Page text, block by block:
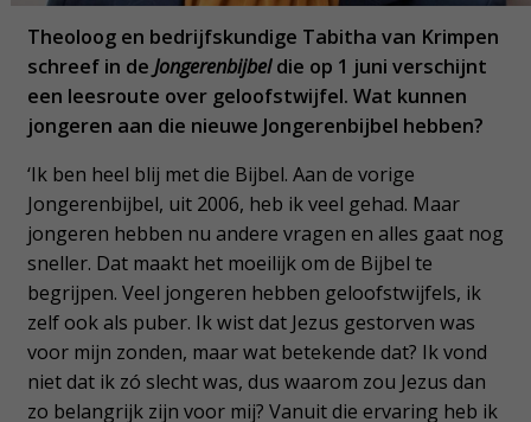
Theoloog en bedrijfskundige Tabitha van Krimpen
schreef in de Jongerenbijbeldie op 1 juni verschijnt
een leesroute over geloofstwijfel. Wat kunnen
jongeren aan die nieuwe Jongerenbijbel hebben?
‘Ik ben heel blij met die Bijbel. Aan de vorige
Jongerenbijbel, uit 2006, heb ik veel gehad. Maar
jongeren hebben nu andere vragen en alles gaat nog
sneller. Dat maakt het moeilijk om de Bijbel te
begrijpen. Veel jongeren hebben geloofstwijfels, ik
zelf ook als puber. Ik wist dat Jezus gestorven was
voor mijn zonden, maar wat betekende dat? Ik vond
niet dat ik zó slecht was, dus waarom zou Jezus dan
zo belangrijk zijn voor mij? Vanuit die ervaring heb ik